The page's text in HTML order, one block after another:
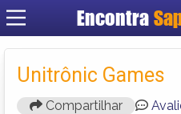
Encontra
Unitrônic Games
Compartilhar